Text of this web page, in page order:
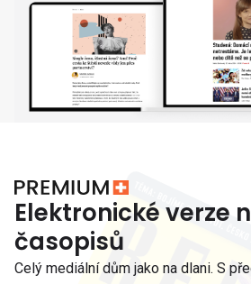
Elektronické verze
časopisů
Celý mediální dům jako na dlani. S